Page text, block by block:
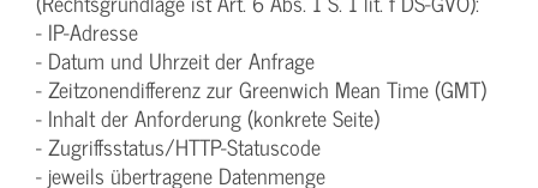
- IP-Adresse
- Datum und Uhrzeit der Anfrage
- Zeitzonendifferenz zur Greenwich Mean Time (GMT)
- Inhalt der Anforderung (konkrete Seite)
- Zugriffsstatus/HTTP-Statuscode
- jeweils übertragene Datenmenge